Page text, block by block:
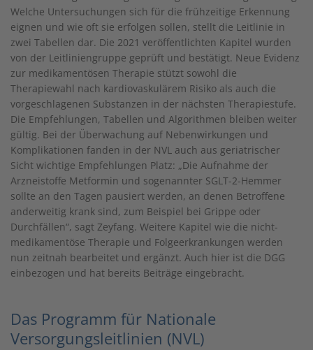
Welche Untersuchungen sich für die frühzeitige Erkennung
eignen und wie oft sie erfolgen sollen, stellt die Leitlinie in
zwei Tabellen dar. Die 2021 veröffentlichten Kapitel wurden
von der Leitliniengruppe geprüft und bestätigt. Neue Evidenz
zur medikamentösen Therapie stützt sowohl die
Therapiewahl nach kardiovaskulärem Risiko als auch die
vorgeschlagenen Substanzen in der nächsten Therapiestufe.
Die Empfehlungen, Tabellen und Algorithmen bleiben weiter
gültig. Bei der Überwachung auf Nebenwirkungen und
Komplikationen fanden in der NVL auch aus geriatrischer
Sicht wichtige Empfehlungen Platz: „Die Aufnahme der
Arzneistoffe Metformin und sogenannter SGLT-2-Hemmer
sollte an den Tagen pausiert werden, an denen Betroffene
anderweitig krank sind, zum Beispiel bei Grippe oder
Durchfällen“, sagt Zeyfang. Weitere Kapitel wie die nicht-
medikamentöse Therapie und Folgeerkrankungen werden
nun zeitnah bearbeitet und ergänzt. Auch hier ist die DGG
einbezogen und hat bereits Beiträge eingebracht.
Das Programm für Nationale
Versorgungsleitlinien (NVL)